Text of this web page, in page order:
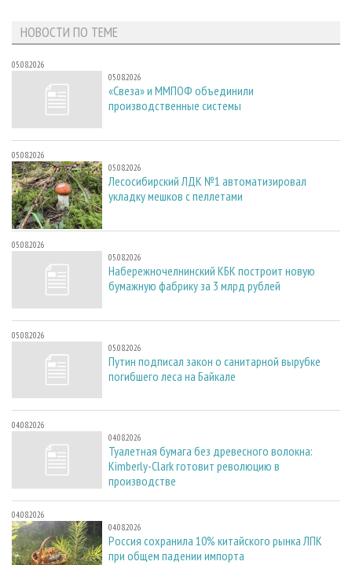
ПРОИЗВОДСТВО ДРЕВЕСНЫХ ПЛИТ
ДЕРЕВЯННОЕ ДОМОСТРОЕНИЕ
ПРОИЗВОДСТВО МЕБЕЛИ
БИОЭНЕРГЕТИКА
ЦБП
ИНСТРУМЕНТ И МАТЕРИАЛЫ
МОБИЛЬНЫЕ ВЫСТАВКИ
ОФИЦИАЛЬНЫЕ ДЕЛЕГАЦИИ
ПРИОРИТЕТНЫЕ ИНВЕСТПРОЕКТЫ
RUSSIAN FORESTRY REVIEW
ГАЗЕТА ЛЕСПРОМФОРУМ
БИБЛИОТЕКА СПЕЦИАЛИСТА
РЕКЛАМА НА САЙТЕ
НОВОСТИ ПО ТЕМЕ
05.08.2026
05.08.2026
«Свеза» и ММПОФ объединили
производственные системы
05.08.2026
05.08.2026
Лесосибирский ЛДК №1 автоматизировал
укладку мешков с пеллетами
05.08.2026
05.08.2026
Набережночелнинский КБК построит новую
бумажную фабрику за 3 млрд рублей
05.08.2026
05.08.2026
Путин подписал закон о санитарной вырубке
погибшего леса на Байкале
04.08.2026
04.08.2026
Туалетная бумага без древесного волокна:
Kimberly-Clark готовит революцию в
производстве
04.08.2026
04.08.2026
Россия сохранила 10% китайского рынка ЛПК
при общем падении импорта